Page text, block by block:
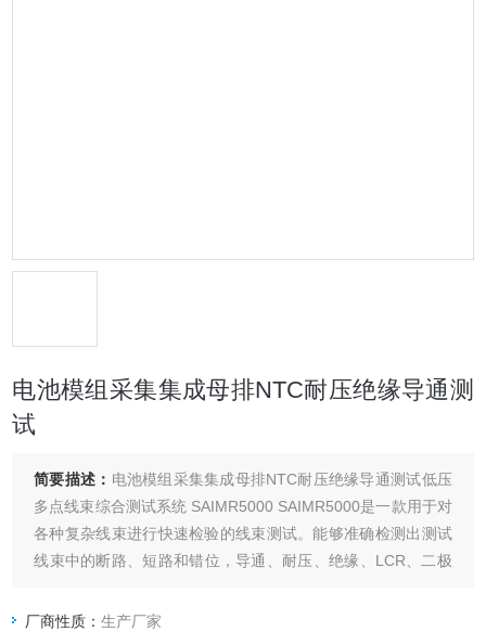
电池模组采集集成母排NTC耐压绝缘导通测
试
简要描述： 电池模组采集集成母排NTC耐压绝缘导通测试低压
多点线束综合测试系统 SAIMR5000 SAIMR5000是一款用于对
各种复杂线束进行快速检验的线束测试。能够准确检测出测试
线束中的断路、短路和错位，导通、耐压、绝缘、LCR、二极
合配套的上位机测试软件，能够非常直观的看到线束中所存在
厂商性质：生产厂家